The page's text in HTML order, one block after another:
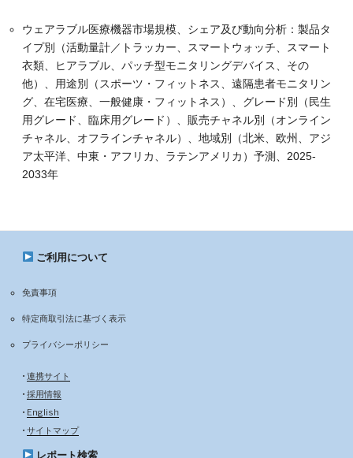
ウェアラブル医療機器市場規模、シェア及び動向分析：製品タ
イプ別（活動量計／トラッカー、スマートウォッチ、スマート
衣類、ヒアラブル、パッチ型モニタリングデバイス、その
他）、用途別（スポーツ・フィットネス、遠隔患者モニタリン
グ、在宅医療、一般健康・フィットネス）、グレード別（民生
用グレード、臨床用グレード）、販売チャネル別（オンライン
チャネル、オフラインチャネル）、地域別（北米、欧州、アジ
ア太平洋、中東・アフリカ、ラテンアメリカ）予測、2025-
2033年
ご利用について
免責事項
特定商取引法に基づく表示
プライバシーポリシー
• 連携サイト
• 採用情報
• English
• サイトマップ
レポート検索